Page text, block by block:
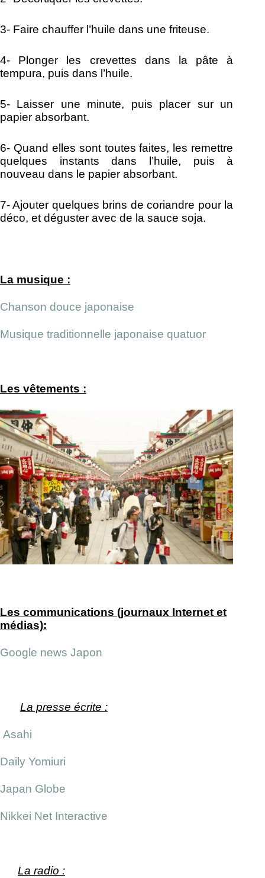
3- Faire chauffer l’huile dans une friteuse.
4- Plonger les crevettes dans la pâte à
tempura, puis dans l’huile.
5- Laisser une minute, puis placer sur un
papier absorbant.
6- Quand elles sont toutes faites, les remettre
quelques instants dans l’huile, puis à
nouveau dans le papier absorbant.
7- Ajouter quelques brins de coriandre pour la
déco, et déguster avec de la sauce soja.
La musique :
Chanson douce japonaise
Musique traditionnelle japonaise quatuor
Les vêtements :
Les communications (journaux Internet et
médias):
Google news Japon
La presse écrite :
Asahi
Daily Yomiuri
Japan Globe
Nikkei Net Interactive
La radio :